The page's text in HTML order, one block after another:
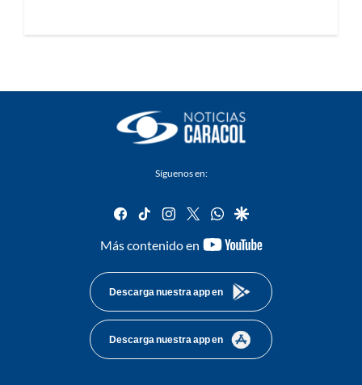
Síguenos en:
facebook
tiktok instagram
twitterwhatsapp
google
Más contenido en
youtube-
Descarga nuestra app en
Descarga nuestra app en